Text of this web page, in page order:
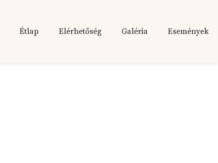
Étlap Elérhetőség Galéria Események